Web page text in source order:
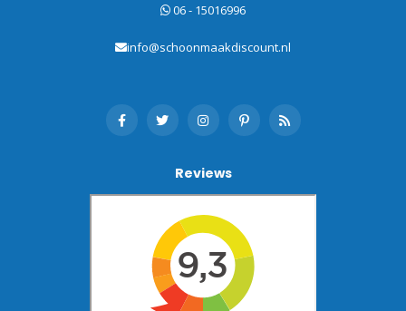
06 - 15016996
info@schoonmaakdiscount.nl
Reviews